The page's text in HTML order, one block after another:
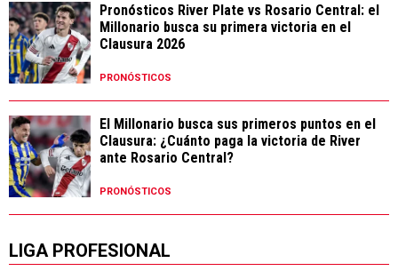
Pronósticos River Plate vs Rosario Central: el
Millonario busca su primera victoria en el
Clausura 2026
PRONÓSTICOS
El Millonario busca sus primeros puntos en el
Clausura: ¿Cuánto paga la victoria de River
ante Rosario Central?
PRONÓSTICOS
LIGA PROFESIONAL